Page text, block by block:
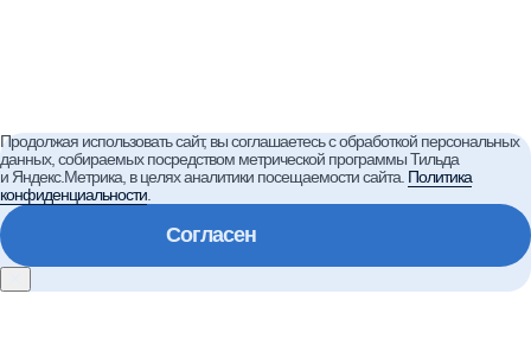
Продолжая использовать сайт, вы соглашаетесь с обработкой персональных
данных, собираемых посредством метрической программы Тильда
и Яндекс.Метрика, в целях аналитики посещаемости сайта. Политика
конфиденциальности
Согласен